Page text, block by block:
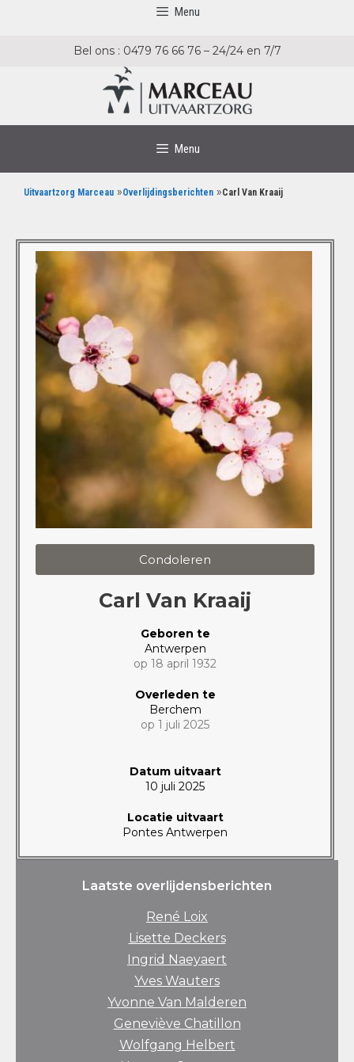
Menu
Bel ons : 0479 76 66 76 – 24/24 en 7/7
Menu
Uitvaartzorg Marceau »Overlijdingsberichten »Carl Van Kraaij
Condoleren
Carl Van Kraaij
Geboren te
Antwerpen
op 18 april 1932
Overleden te
Berchem
op 1 juli 2025
Datum uitvaart
10 juli 2025
Locatie uitvaart
Pontes Antwerpen
Laatste overlijdensberichten
René Loix
Lisette Deckers
Ingrid Naeyaert
Yves Wauters
Yvonne Van Malderen
Geneviève Chatillon
Wolfgang Helbert